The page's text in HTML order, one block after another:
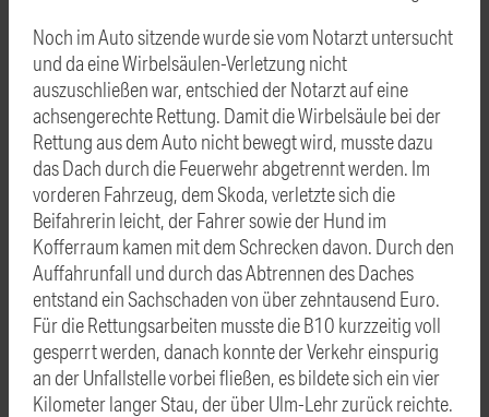
Noch im Auto sitzende wurde sie vom Notarzt untersucht
und da eine Wirbelsäulen-Verletzung nicht
auszuschließen war, entschied der Notarzt auf eine
achsengerechte Rettung. Damit die Wirbelsäule bei der
Rettung aus dem Auto nicht bewegt wird, musste dazu
das Dach durch die Feuerwehr abgetrennt werden. Im
vorderen Fahrzeug, dem Skoda, verletzte sich die
Beifahrerin leicht, der Fahrer sowie der Hund im
Kofferraum kamen mit dem Schrecken davon. Durch den
Auffahrunfall und durch das Abtrennen des Daches
entstand ein Sachschaden von über zehntausend Euro.
Für die Rettungsarbeiten musste die B10 kurzzeitig voll
gesperrt werden, danach konnte der Verkehr einspurig
an der Unfallstelle vorbei fließen, es bildete sich ein vier
Kilometer langer Stau, der über Ulm-Lehr zurück reichte.